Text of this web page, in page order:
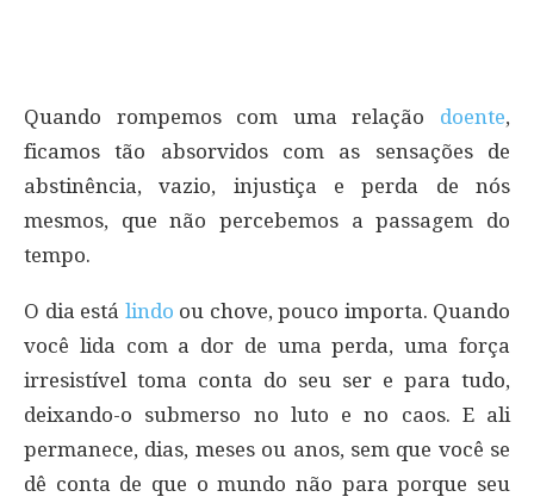
Quando rompemos com uma relação doente,
ficamos tão absorvidos com as sensações de
abstinência, vazio, injustiça e perda de nós
mesmos, que não percebemos a passagem do
tempo.
O dia está lindo ou chove, pouco importa. Quando
você lida com a dor de uma perda, uma força
irresistível toma conta do seu ser e para tudo,
deixando-o submerso no luto e no caos. E ali
permanece, dias, meses ou anos, sem que você se
dê conta de que o mundo não para porque seu